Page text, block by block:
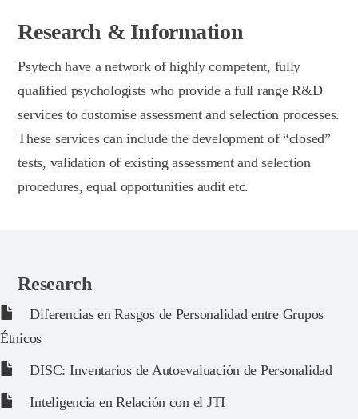
Research & Information
Psytech have a network of highly competent, fully
qualified psychologists who provide a full range R&D
services to customise assessment and selection processes.
These services can include the development of “closed”
tests, validation of existing assessment and selection
procedures, equal opportunities audit etc.
Research
Diferencias en Rasgos de Personalidad entre Grupos
Étnicos
DISC: Inventarios de Autoevaluación de Personalidad
Inteligencia en Relación con el JTI